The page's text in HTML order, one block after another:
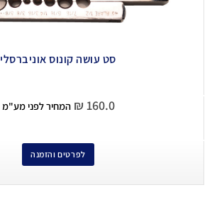
סט עושה קונוס אוניברסלי
₪ 160.0 המחיר לפני מע"מ
לפרטים והזמנה